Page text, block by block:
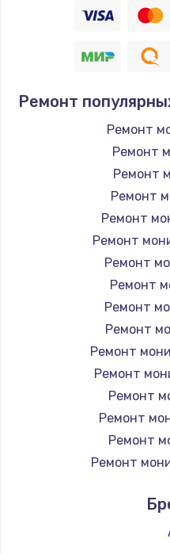
Замена
Замена
Ремонт
Замена
Ремонт
Ремонт
Ремонт
Ремонт
Ремонт
Ремонт
Ремонт
Ремонт
Ремонт
Ремонт
Ремонт
Ремонт
Ремонт
Ремонт
Ремонт
Ремонт
Ремонт
Ремонт
Ремонт